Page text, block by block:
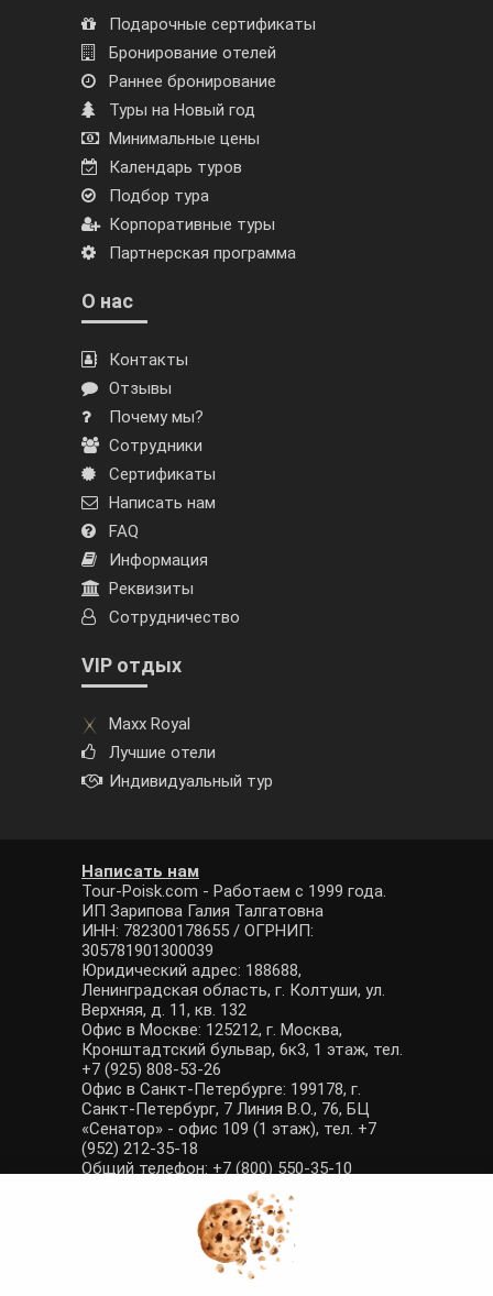
Подарочные сертификаты
Бронирование отелей
Раннее бронирование
Туры на Новый год
Минимальные цены
Календарь туров
Подбор тура
Корпоративные туры
Партнерская программа
О нас
Контакты
Отзывы
Почему мы?
Сотрудники
Сертификаты
Написать нам
FAQ
Информация
Реквизиты
Сотрудничество
VIP отдых
Maxx Royal
Лучшие отели
Индивидуальный тур
Написать нам
Tour-Poisk.com - Работаем с 1999 года.
ИП Зарипова Галия Талгатовна
ИНН: 782300178655 / ОГРНИП:
305781901300039
Юридический адрес: 188688,
Ленинградская область, г. Колтуши, ул.
Верхняя, д. 11, кв. 132
Офис в Москве: 125212, г. Москва,
Кронштадтский бульвар, 6к3, 1 этаж, тел.
+7 (925) 808-53-26
Офис в Санкт-Петербурге: 199178, г.
Санкт-Петербург, 7 Линия В.О., 76, БЦ
«Сенатор» - офис 109 (1 этаж), тел. +7
(952) 212-35-18
Общий телефон: +7 (800) 550-35-10
E-mail: manager@tour-poisk.com (общие
вопросы), admin@tour-poisk.com (жалобы)
Номер в Общероссийском реестре
туристических агентств: РТА 0003424
Политика конфиденциальности